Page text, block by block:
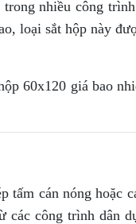
nhiều công
loại sắt hộp này
60x120 giá bao
tấm cán nóng hoặc
công trình dân